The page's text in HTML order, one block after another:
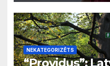
NEKATEGORIZĒTS
“Providus”: